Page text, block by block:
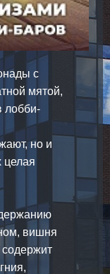
с
мятой,
лобби-
но и
целая
вишня